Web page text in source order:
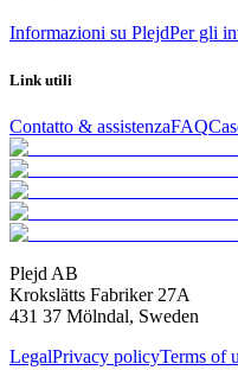
Informazioni su PlejdPer gli
Link utili
Contatto & assistenzaFAQ
Plejd AB
Krokslätts Fabriker 27A
431 37 Mölndal, Sweden
LegalPrivacy policyTerms of